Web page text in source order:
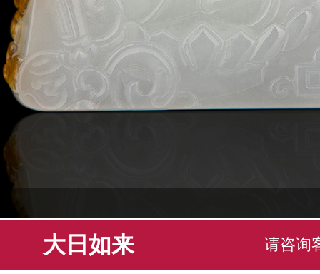
大日如来 请咨询